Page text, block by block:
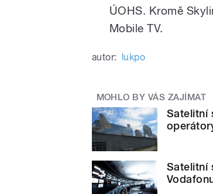
ÚOHS. Kromě
Mobile TV.
autor: lukpo
MOHLO BY VÁS ZAJÍMAT
Satelitní
Satelitní